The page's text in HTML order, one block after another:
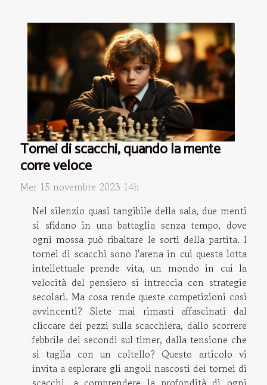
Tornei di scacchi, quando la mente
corre veloce
Mer 15 novembre 2023 14h
Nel silenzio quasi tangibile della sala, due menti
si sfidano in una battaglia senza tempo, dove
ogni mossa può ribaltare le sorti della partita. I
tornei di scacchi sono l'arena in cui questa lotta
intellettuale prende vita, un mondo in cui la
velocità del pensiero si intreccia con strategie
secolari. Ma cosa rende queste competizioni così
avvincenti? Siete mai rimasti affascinati dal
cliccare dei pezzi sulla scacchiera, dallo scorrere
febbrile dei secondi sul timer, dalla tensione che
si taglia con un coltello? Questo articolo vi
invita a esplorare gli angoli nascosti dei tornei di